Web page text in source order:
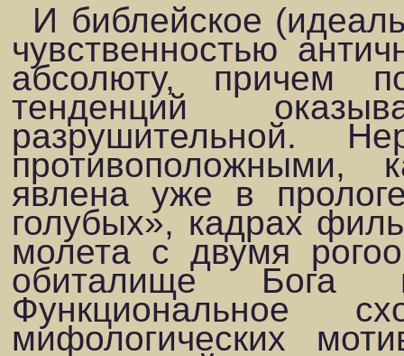
И библейское
чувственностью
абсолюту, причем
тенденций
разрушительной.
противоположными,
явлена уже в
голубых», кадрах
молета с двумя
обиталище Бога
Функциональное
мифологических